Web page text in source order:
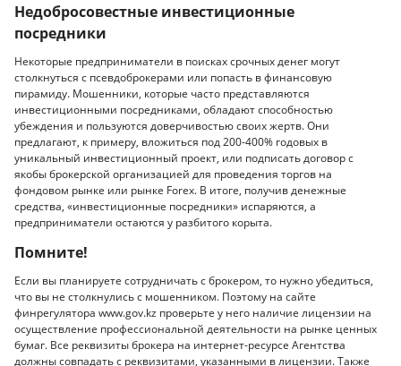
Недобросовестные инвестиционные
посредники
Некоторые предприниматели в поисках срочных денег могут
столкнуться с псевдоброкерами или попасть в финансовую
пирамиду. Мошенники, которые часто представляются
инвестиционными посредниками, обладают способностью
убеждения и пользуются доверчивостью своих жертв. Они
предлагают, к примеру, вложиться под 200-400% годовых в
уникальный инвестиционный проект, или подписать договор с
якобы брокерской организацией для проведения торгов на
фондовом рынке или рынке Forex. В итоге, получив денежные
средства, «инвестиционные посредники» испаряются, а
предприниматели остаются у разбитого корыта.
Помните!
Если вы планируете сотрудничать с брокером, то нужно убедиться,
что вы не столкнулись с мошенником. Поэтому на сайте
финрегулятора www.gov.kz проверьте у него наличие лицензии на
осуществление профессиональной деятельности на рынке ценных
бумаг. Все реквизиты брокера на интернет-ресурсе Агентства
должны совпадать с реквизитами, указанными в лицензии. Также